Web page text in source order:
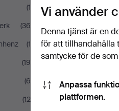
(10)
(366)
(19)
(196)
(65)
(124)
1 bud
32 USD
Vi använder
Denna tjänst är en
för att tillhandahålla
samtycke för de
Anpassa
plattformen.